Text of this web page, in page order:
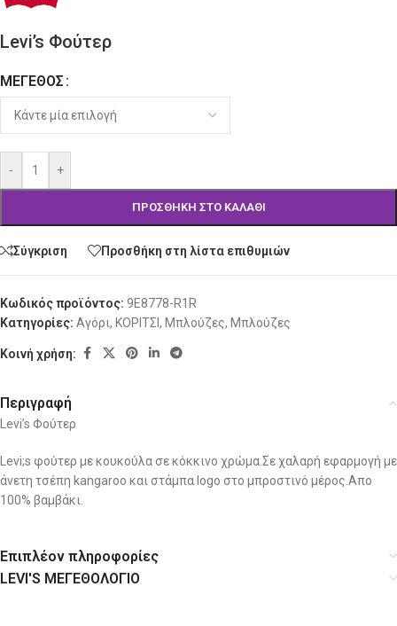
Levi’s Φούτερ
ΜΈΓΕΘΟΣ
- +
ΠΡΟΣΘΉΚΗ ΣΤΟ ΚΑΛΆΘΙ
Alternative:
Σύγκριση Προσθήκη στη λίστα επιθυμιών
Κωδικός προϊόντος: 9E8778-R1R
Κατηγορίες: Αγόρι, ΚΟΡΙΤΣΙ , Μπλούζες, Μπλούζες
Κοινή χρήση:
Περιγραφή
Levi’s Φούτερ
Levi;s φούτερ με κουκούλα σε κόκκινο χρώμα.Σε χαλαρή εφαρμογή με
άνετη τσέπη kangaroo και στάμπα logo στο μπροστινό μέρος.Απο
100% βαμβάκι.
Επιπλέον πληροφορίες
LEVI'S ΜΕΓΕΘΟΛΟΓΙΟ